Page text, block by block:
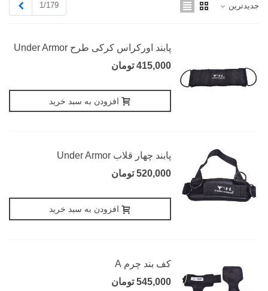
جدیدترین 1/179
پابند اورکراس کرکی طرح Under Armor
415,000 تومان
افزودن به سبد خرید
پابند چهار قلاب Under Armor
520,000 تومان
افزودن به سبد خرید
کف بند چرم A
545,000 تومان